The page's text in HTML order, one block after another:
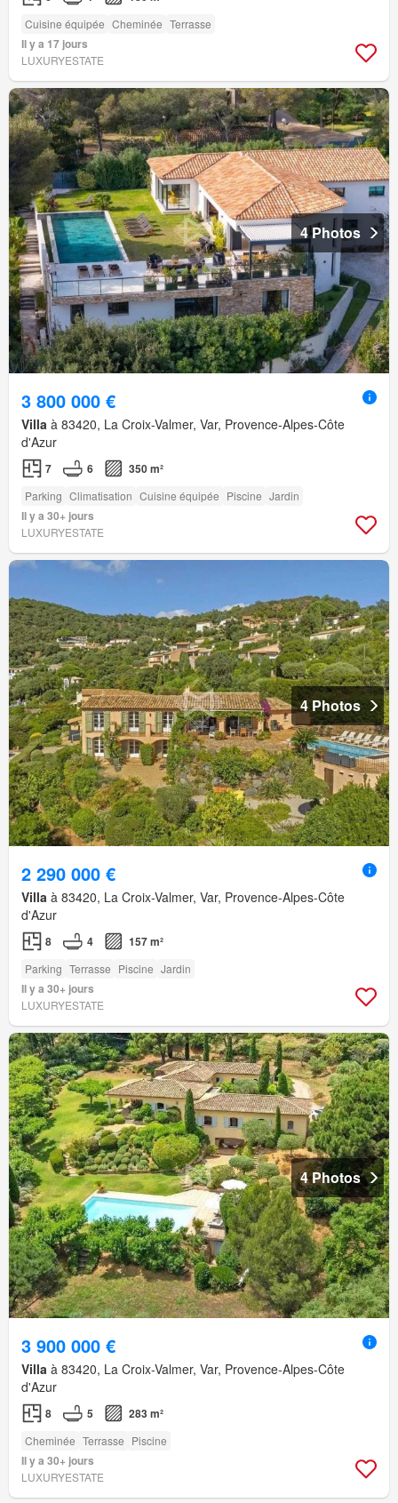
Cuisine équipée Cheminée Terrasse
Il y a 17 jours
LUXURYESTATE
4 Photos
3 800 000 €
Villa à 83420, La Croix-Valmer, Var, Provence-Alpes-Côte
d'Azur
7 6 350 m²
Parking Climatisation Cuisine équipée Piscine Jardin
Il y a 30+ jours
LUXURYESTATE
4 Photos
2 290 000 €
Villa à 83420, La Croix-Valmer, Var, Provence-Alpes-Côte
d'Azur
8 4 157 m²
Parking Terrasse Piscine Jardin
Il y a 30+ jours
LUXURYESTATE
4 Photos
3 900 000 €
Villa à 83420, La Croix-Valmer, Var, Provence-Alpes-Côte
d'Azur
8 5 283 m²
Cheminée Terrasse Piscine
Il y a 30+ jours
LUXURYESTATE